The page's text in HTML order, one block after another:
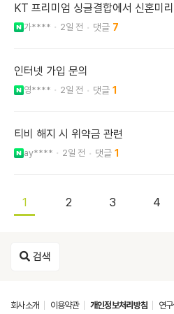
KT 프리미엄 싱글결합에서 신혼미
가**** 2일 전 7
인터넷 가입 문의
영**** 2일 전 1
티비 해지 시 위약금 관련
ay**** 2일 전 1
1 2 3 4
검색
회사소개 이용약관 개인정보처리방침 연구